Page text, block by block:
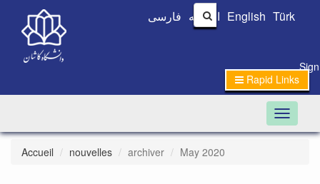
فارسی العربیه English Türk
Rapid Links
Toggle
Accueil nouvelles archiver May 2020